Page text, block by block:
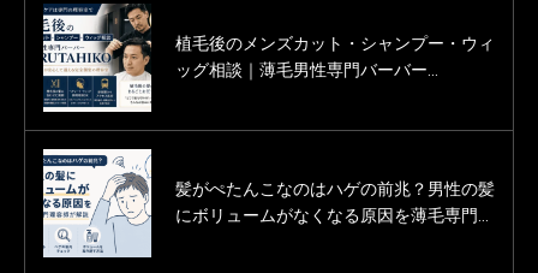
植毛後のメンズカット・シャンプー・ウィ
ッグ相談｜薄毛男性専門バーバー
髪がぺたんこなのはハゲの前兆？男性の髪
にボリュームがなくなる原因を薄毛専門理
薄毛男性のカットモデル募集中！
渋谷にある薄毛男性用の美容室「Inti＋
（インティプラス）」に行ってきた体験記